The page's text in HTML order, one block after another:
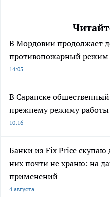
В Мордовии продолжает
противопожарный режим
14:05
В Саранске
прежнему режиму работы
10:16
Банки из Fix Price
них почти не храню: на
применений
4 августа